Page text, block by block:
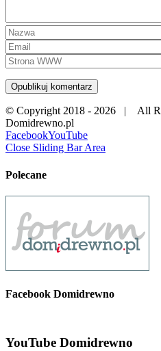
© Copyright 2018 - 2026 | All
Domidrewno.pl
FacebookYouTube
Close Sliding Bar Area
Polecane
Facebook Domidrewno
YouTube Domidrewno